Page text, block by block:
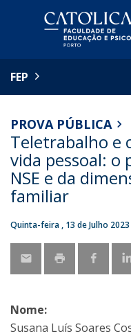
FEP
PROVA PÚBLICA
Teletrabalho e
vida pessoal: o
NSE e da
familiar
Quinta-feira , 13 de Julho
Nome:
Susana Luís Soares